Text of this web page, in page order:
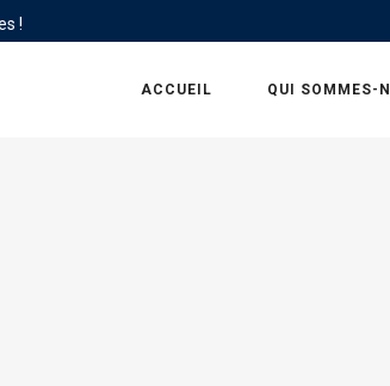
!
ACCUEIL QUI SOMMES-